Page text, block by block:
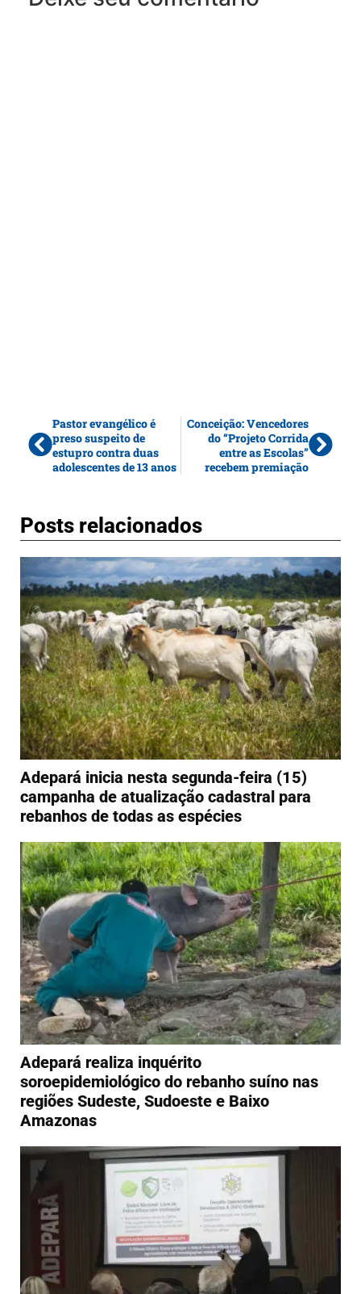
Pastor evangélico é
preso suspeito de
estupro contra duas
adolescentes de 13 anos
Conceição: Vencedores
do “Projeto Corrida
entre as Escolas”
recebem premiação
Posts relacionados
Adepará inicia nesta segunda-feira (15)
campanha de atualização cadastral para
rebanhos de todas as espécies
Adepará realiza inquérito
soroepidemiológico do rebanho suíno nas
regiões Sudeste, Sudoeste e Baixo
Amazonas